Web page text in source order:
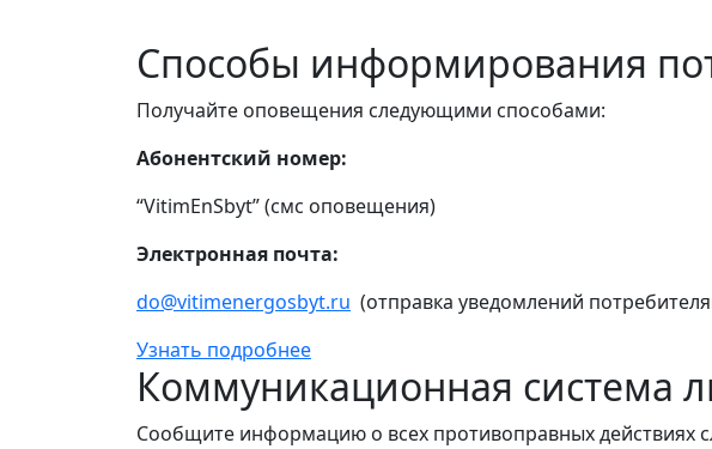
Способы информирования
Получайте оповещения следующими способами:
Абонентский номер:
“VitimEnSbyt” (смс оповещения)
Электронная почта:
do@vitimenergosbyt.ru (отправка уведомлений
Узнать подробнее
Коммуникационная система
Сообщите информацию о всех противоправных действиях